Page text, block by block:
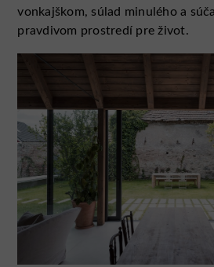
vonkajškom, súlad minulého a
pravdivom prostredí pre život.